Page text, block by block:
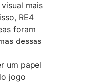
mais
RE4
foram
dessas
um papel
jogo